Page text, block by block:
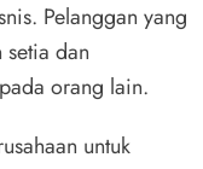
Pelanggan yang
dan
orang lain.
untuk